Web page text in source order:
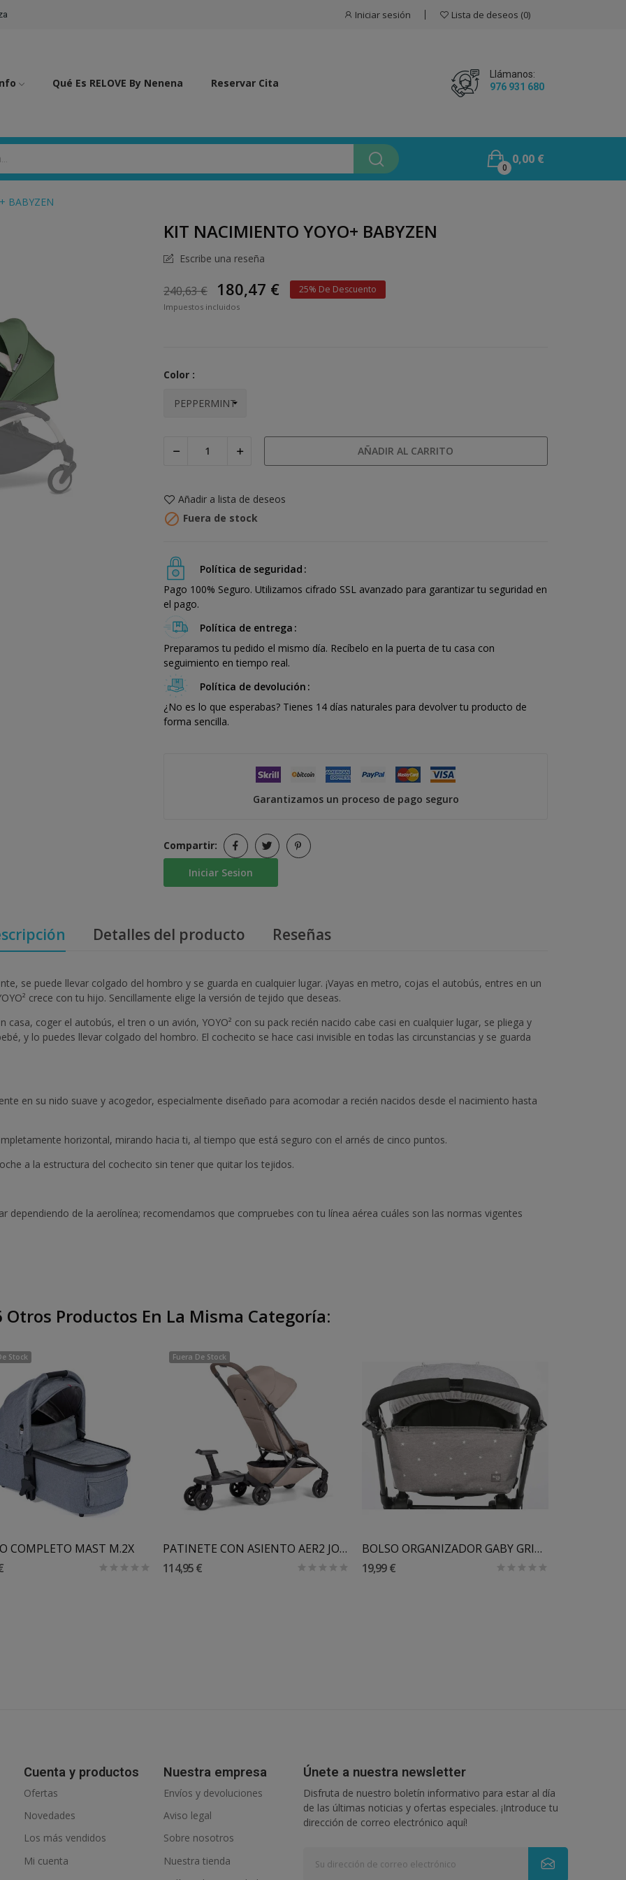
Iniciar sesión Lista de deseos 0
Qué Es RELOVE By Nenena Reservar Cita
Llámanos:
976 931 680
0,00 €
0
BABYZEN
KIT NACIMIENTO YOYO+ BABYZEN
Escribe una reseña
240,63 € 180,47 € 25% De Descuento
Impuestos incluidos
Color :
AÑADIR AL CARRITO
Añadir a lista de deseos
 Fuera de stock
Política de seguridad
Pago 100% Seguro. Utilizamos cifrado SSL avanzado para garantizar tu seguridad en
el pago.
Política de entrega
Preparamos tu pedido el mismo día. Recíbelo en la puerta de tu casa con
seguimiento en tiempo real.
Política de devolución
¿No es lo que esperabas? Tienes 14 días naturales para devolver tu producto de
forma sencilla.
Garantizamos un proceso de pago seguro
Compartir:
Iniciar Sesion
Detalles del producto Reseñas
se puede llevar colgado del hombro y se guarda en cualquier lugar. ¡Vayas en metro, cojas el autobús, entres en un
crece con tu hijo. Sencillamente elige la versión de tejido que deseas.
coger el autobús, el tren o un avión, YOYO² con su pack recién nacido cabe casi en cualquier lugar, se pliega y
y lo puedes llevar colgado del hombro. El cochecito se hace casi invisible en todas las circunstancias y se guarda
en su nido suave y acogedor, especialmente diseñado para acomodar a recién nacidos desde el nacimiento hasta
horizontal, mirando hacia ti, al tiempo que está seguro con el arnés de cinco puntos.
a la estructura del cochecito sin tener que quitar los tejidos.
dependiendo de la aerolínea; recomendamos que compruebes con tu línea aérea cuáles son las normas vigentes
Otros Productos En La Misma Categoría:
Stock
COMPLETO MAST M.2X
Fuera De Stock
PATINETE CON ASIENTO AER2 JOOLZ
114,95 €
Añadir Al Carrito
BOLSO ORGANIZADOR GABY GRIS WALKING MUM
19,99 €
Cuenta y productos
Ofertas
Novedades
Los más vendidos
Mi cuenta
Nuestra empresa
Envíos y devoluciones
Aviso legal
Sobre nosotros
Nuestra tienda
Únete a nuestra newsletter
Disfruta de nuestro boletín informativo para estar al día
de las últimas noticias y ofertas especiales. ¡Introduce tu
dirección de correo electrónico aquí!